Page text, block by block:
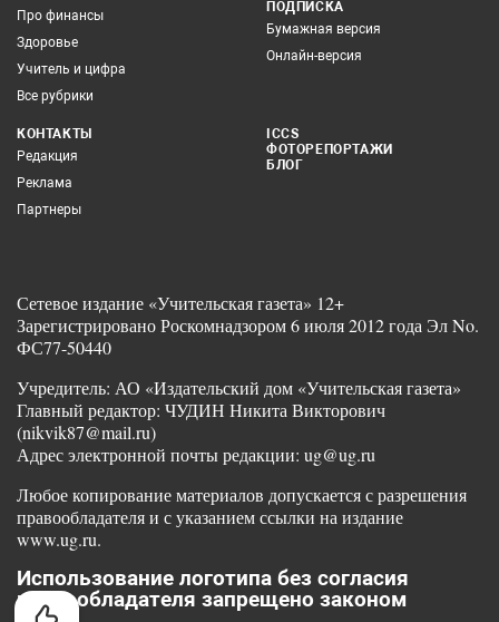
Про финансы
Здоровье
Учитель и цифра
Все рубрики
ПОДПИСКА
Бумажная версия
Онлайн-версия
КОНТАКТЫ
Редакция
Реклама
Партнеры
ICCS
ФОТОРЕПОРТАЖИ
БЛОГ
Сетевое издание «Учительская газета» 12+
Зарегистрировано Роскомнадзором 6 июля 2012 года Эл No.
ФС77-50440
Учредитель: АО «Издательский дом «Учительская газета»
Главный редактор: ЧУДИН Никита Викторович
(nikvik87@mail.ru)
Адрес электронной почты редакции: ug@ug.ru
Любое копирование материалов допускается с разрешения
правообладателя и с указанием ссылки на издание
www.ug.ru.
Использование логотипа без согласия
правообладателя запрещено законом